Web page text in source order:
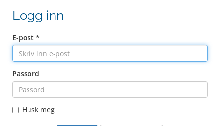
Logg inn
E-post *
Passord
Husk meg